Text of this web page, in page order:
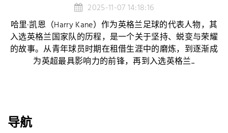
2025-11-07 14:18:16
哈里·凯恩（Harry Kane）作为英格兰足球的代表人物，其
入选英格兰国家队的历程，是一个关于坚持、蜕变与荣耀
的故事。从青年球员时期在租借生涯中的磨炼，到逐渐成
为英超最具影响力的前锋，再到入选英格兰...
导航